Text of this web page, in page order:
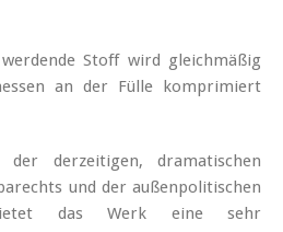
Stoff wird gleichmäßig
an der Fülle komprimiert
derzeitigen, dramatischen
und der außenpolitischen
bietet das Werk eine sehr